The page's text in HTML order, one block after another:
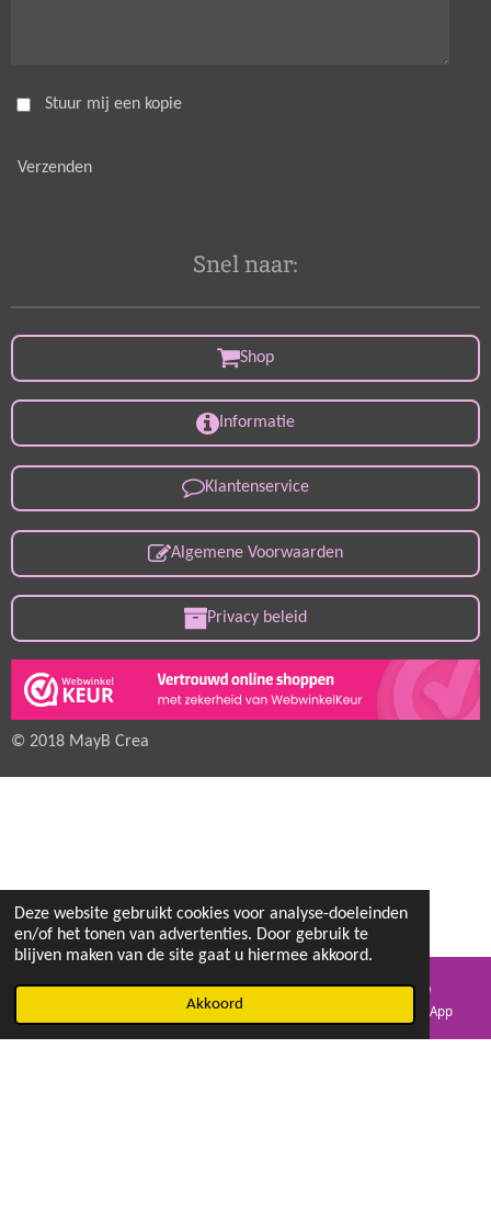
Deze website gebruikt cookies voor analyse-doeleinden
en/of het tonen van advertenties. Door gebruik te
blijven maken van de site gaat u hiermee akkoord.
Akkoord
Stuur mij een kopie
Verzenden
Snel naar:
Shop
Informatie
Klantenservice
Algemene Voorwaarden
Privacy beleid
© 2018 MayB Crea
Facebook WhatsApp